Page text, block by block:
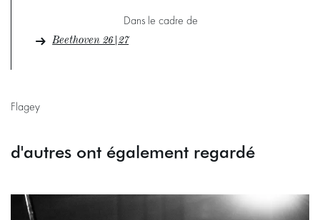
Dans le cadre de
Beethoven 26|27
Flagey
d'autres ont également regardé